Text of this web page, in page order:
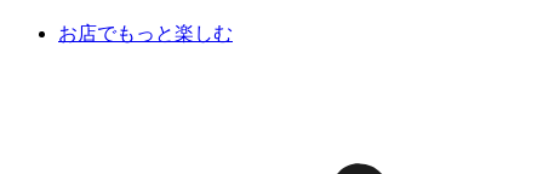
お店でもっと楽しむ